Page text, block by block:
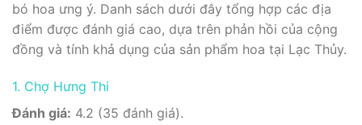
bó hoa ưng ý. Danh sách dưới đây tổng hợp các địa
điểm được đánh giá cao, dựa trên phản hồi của cộng
đồng và tính khả dụng của sản phẩm hoa tại Lạc Thủy.
1. Chợ Hưng Thi
Đánh giá: 4.2 (35 đánh giá).